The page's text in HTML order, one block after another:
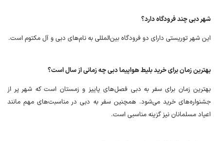
شهر دبی چند فرودگاه دارد؟
این شهر توریستی دارای دو فرودگاه بین‌المللی به نام‌های دبی و آل مکتوم است.
بهترین زمان برای خرید بلیط هواپیما دبی چه زمانی از سال است؟
بهترین زمان برای سفر به دبی فصل‌های پاییز و زمستان است که شهر پر از
جشنواره‌های خرید می‌شود. همچنین سفر به دبی در مناسبت‌های مهم مانند
اعیاد مسلمانان نیز گزینه مناسبی است.